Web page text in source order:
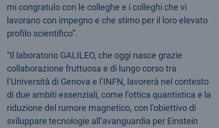
mi congratulo con le colleghe e i colleghi che vi
lavorano con impegno e che stimo per il loro elevato
profilo scientifico”.
“Il laboratorio GALILEO, che oggi nasce grazie
collaborazione fruttuosa e di lungo corso tra
l’Università di Genova e l’INFN, lavorerà nel contesto
di due ambiti essenziali, come l’ottica quantistica e la
riduzione del rumore magnetico, con l’obiettivo di
sviluppare tecnologie all’avanguardia per Einstein